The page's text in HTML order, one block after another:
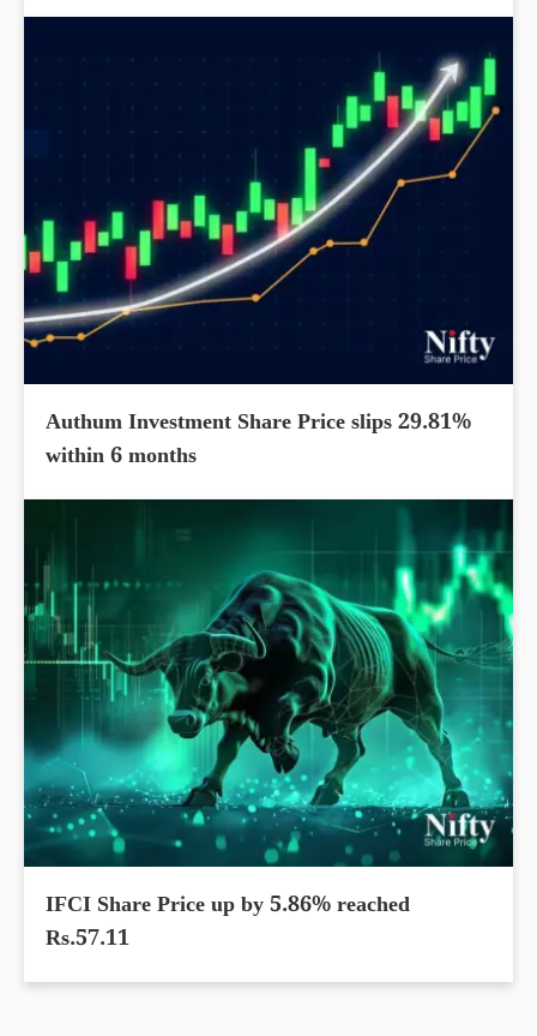
Authum Investment Share Price slips 29.81%
within 6 months
IFCI Share Price up by 5.86% reached
Rs.57.11